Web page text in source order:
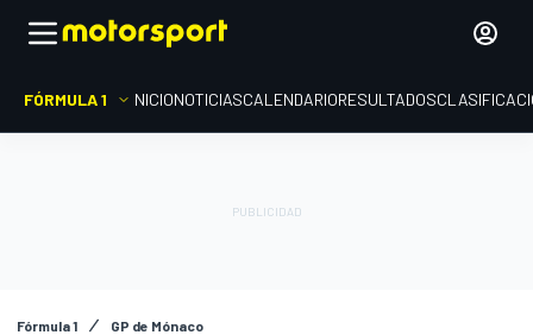
FÓRMULA 1 INICIONOTICIASCALENDARIORESULTADOS
Fórmula 1 GP de Mónaco